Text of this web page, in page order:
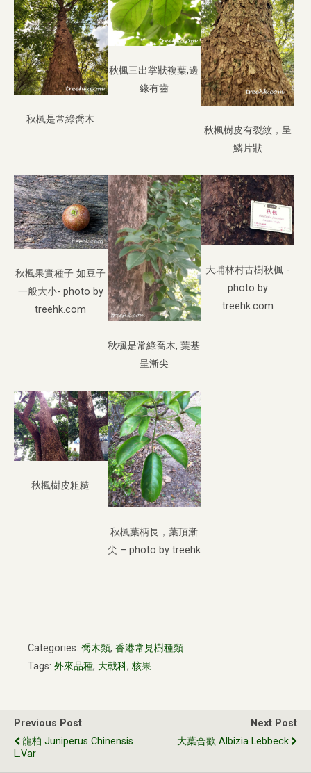
秋楓是常綠喬木
秋楓三出掌狀複葉,邊
緣有齒
秋楓樹皮有裂紋，呈
鱗片狀
秋楓果實種子 如豆子
一般大小- photo by
treehk.com
秋楓是常綠喬木, 葉基
呈漸尖
大埔林村古樹秋楓 -
photo by
treehk.com
秋楓樹皮粗糙
秋楓葉柄長，葉頂漸
尖 – photo by treehk
Categories: 喬木類, 香港常見樹種類
Tags: 外來品種, 大戟科, 核果
Previous Post
龍柏 Juniperus Chinensis
L.var
Next Post
大葉合歡 Albizia Lebbeck